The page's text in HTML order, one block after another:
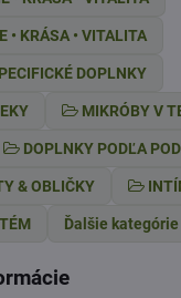
• KRÁSA • VITALITA
DOPLNKY
MIKRÓBY V
DOPLNKY PODĽA
& OBLIČKY
Ďalšie kategórie